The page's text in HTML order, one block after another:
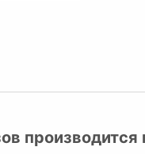
производится